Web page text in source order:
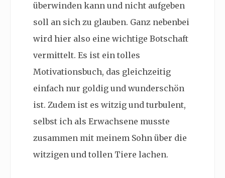
überwinden kann und nicht aufgeben
soll an sich zu glauben. Ganz nebenbei
wird hier also eine wichtige Botschaft
vermittelt. Es ist ein tolles
Motivationsbuch, das gleichzeitig
einfach nur goldig und wunderschön
ist. Zudem ist es witzig und turbulent,
selbst ich als Erwachsene musste
zusammen mit meinem Sohn über die
witzigen und tollen Tiere lachen.